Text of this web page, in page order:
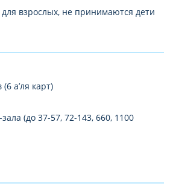
для взрослых, не принимаются дети
а’ля карт)
(до 37-57, 72-143, 660, 1100
крытых, 6 открытых)